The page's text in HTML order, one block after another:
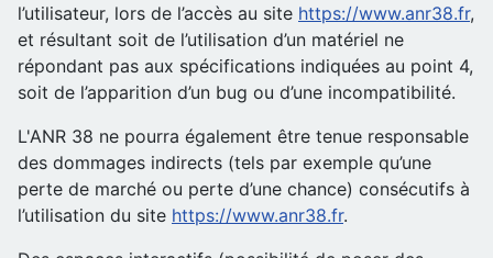
l’utilisateur, lors de l’accès au site https://www.anr38.fr,
et résultant soit de l’utilisation d’un matériel ne
répondant pas aux spécifications indiquées au point 4,
soit de l’apparition d’un bug ou d’une incompatibilité.
L'ANR 38 ne pourra également être tenue responsable
des dommages indirects (tels par exemple qu’une
perte de marché ou perte d’une chance) consécutifs à
l’utilisation du site https://www.anr38.fr.